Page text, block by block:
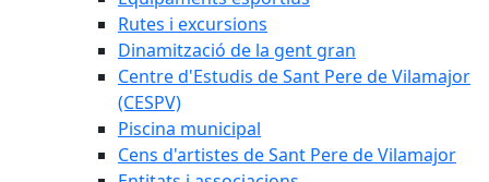
Rutes i excursions
Dinamització de la gent gran
Centre d'Estudis de Sant Pere de Vilamajor
(CESPV)
Piscina municipal
Cens d'artistes de Sant Pere de Vilamajor